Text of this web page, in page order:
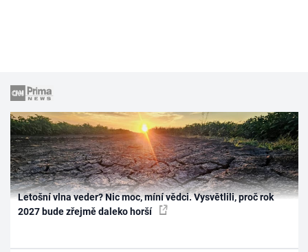
Letošní vlna veder? Nic moc, míní vědci. Vysvětlili, proč rok
2027 bude zřejmě daleko horší